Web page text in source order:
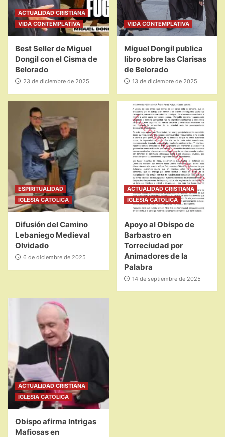
ACTUALIDAD CRISTIANA
VIDA CONTEMPLATIVA
Best Seller de Miguel
Dongil con el Cisma de
Belorado
23 de diciembre de 2025
VIDA CONTEMPLATIVA
Miguel Dongil publica
libro sobre las Clarisas
de Belorado
13 de diciembre de 2025
ESPIRITUALIDAD
IGLESIA CATOLICA
Difusión del Camino
Lebaniego Medieval
Olvidado
6 de diciembre de 2025
ACTUALIDAD CRISTIANA
IGLESIA CATOLICA
Apoyo al Obispo de
Barbastro en
Torreciudad por
Animadores de la
Palabra
14 de septiembre de 2025
ACTUALIDAD CRISTIANA
IGLESIA CATOLICA
Obispo afirma Intrigas
Mafiosas en